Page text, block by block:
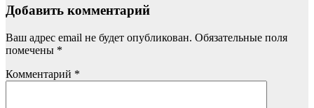
Добавить комментарий
Ваш адрес email не будет опубликован. Обязательные поля
помечены *
Комментарий *